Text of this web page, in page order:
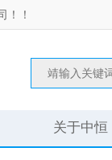
！！
关于中恒